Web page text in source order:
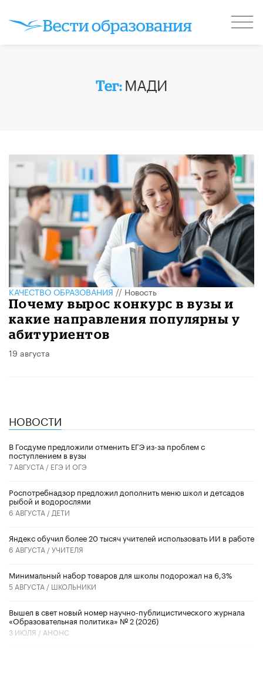
Тег: МАДИ
КАЧЕСТВО ОБРАЗОВАНИЯ//Новость
Почему вырос конкурс в вузы и
какие направления популярны у
абитуриентов
19 августа
НОВОСТИ
В Госдуме предложили отменить ЕГЭ из-за проблем с
поступлением в вузы
7 АВГУСТА / ЕГЭ И ОГЭ
Роспотребнадзор предложил дополнить меню школ и детсадов
рыбой и водорослями
6 АВГУСТА / ДЕТИ
​Яндекс обучил более 20 тысяч учителей использовать ИИ в работе
6 АВГУСТА /УЧИТЕЛЯ
Минимальный набор товаров для школы подорожал на 6,3%
5 АВГУСТА / ШКОЛЬНИКИ
Вышел в свет новый номер научно-публицистического журнала
«Образовательная политика» № 2 (2026)
3 ИЮЛЯ / АНОНС